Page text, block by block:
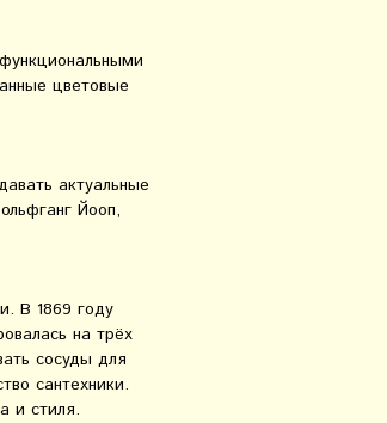
цветовые
актуальные
Йооп,
В 1869 году
на трёх
сосуды для
сантехники.
и стиля.